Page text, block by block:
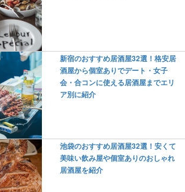
新宿のおすすめ居酒屋32選！格安居
酒屋から個室ありでデート・女子
会・合コンに使える居酒屋までエリ
ア別に紹介
池袋のおすすめ居酒屋32選！安くて
美味い飲み屋や個室ありのおしゃれ
居酒屋を紹介